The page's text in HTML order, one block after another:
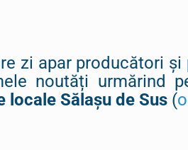
zi apar producători
noutăți urmărind
locale Sălașu de Sus (